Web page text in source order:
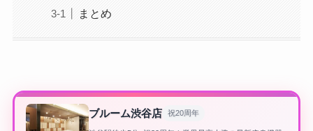
まとめ
ブルーム渋谷店 祝20周年